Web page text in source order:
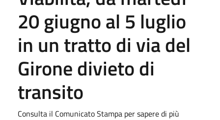
20 giugno al 5 luglio
in un tratto di via del
Girone divieto di
transito
Consulta il Comunicato Stampa per sapere di più